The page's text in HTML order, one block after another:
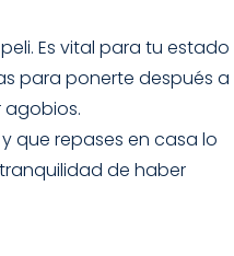
Es vital para tu estado
para ponerte después a
agobios.
que repases en casa lo
de haber